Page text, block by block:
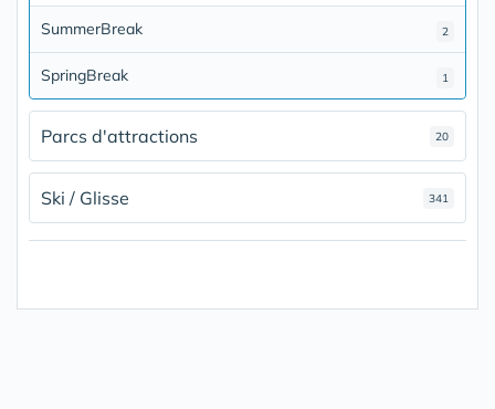
SummerBreak 2
SpringBreak 1
Parcs d'attractions 20
Ski / Glisse 341